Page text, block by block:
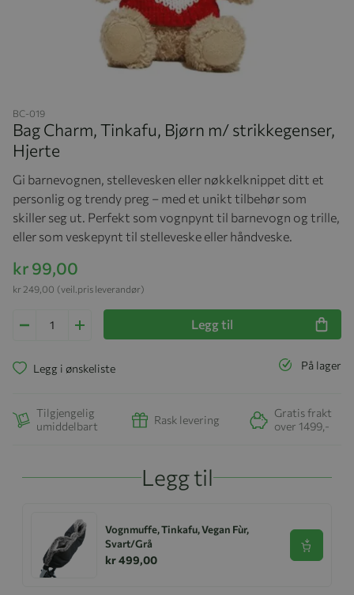
BC-019
Bag Charm, Tinkafu, Bjørn m/ strikkegenser,
Hjerte
Gi barnevognen, stellevesken eller nøkkelknippet ditt et
personlig og trendy preg – med et unikt tilbehør som
skiller seg ut. Perfekt som vognpynt til barnevogn og trille,
eller som veskepynt til stelleveske eller håndveske.
kr 99,00
(veil.pris leverandør)
kr 249,00
Legg til
På lager
Legg i ønskeliste
Tilgjengelig
umiddelbart
Rask levering
Gratis frakt
over 1499,-
Legg til
Vognmuffe, Tinkafu, Vegan Fùr,
Svart/Grå
kr 499,00
Se